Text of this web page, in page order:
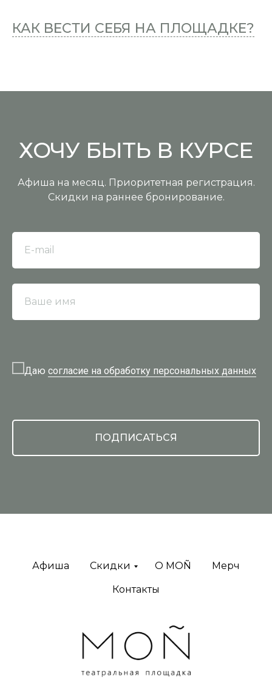
КАК ВЕСТИ СЕБЯ НА ПЛОЩАДКЕ?
ХОЧУ БЫТЬ В КУРСЕ
Афиша на месяц. Приоритетная регистрация.
Скидки на раннее бронирование.
E-mail
Ваше имя
Даю согласие на обработку персональных данных
ПОДПИСАТЬСЯ
Афиша Скидки O MOÑ Мерч
Контакты